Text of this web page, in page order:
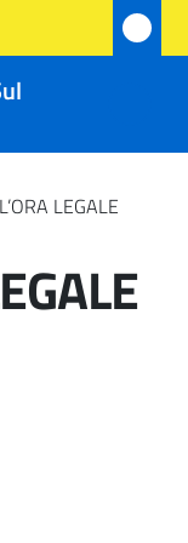
LEGALE